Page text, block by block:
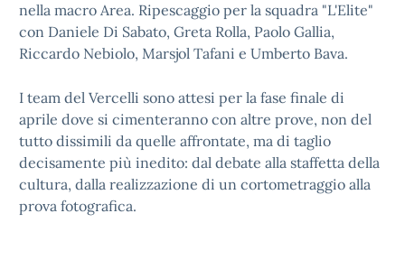
nella macro Area. Ripescaggio per la squadra "L'Elite"
con Daniele Di Sabato, Greta Rolla, Paolo Gallia,
Riccardo Nebiolo, Marsjol Tafani e Umberto Bava.
I team del Vercelli sono attesi per la fase finale di
aprile dove si cimenteranno con altre prove, non del
tutto dissimili da quelle affrontate, ma di taglio
decisamente più inedito: dal debate alla staffetta della
cultura, dalla realizzazione di un cortometraggio alla
prova fotografica.